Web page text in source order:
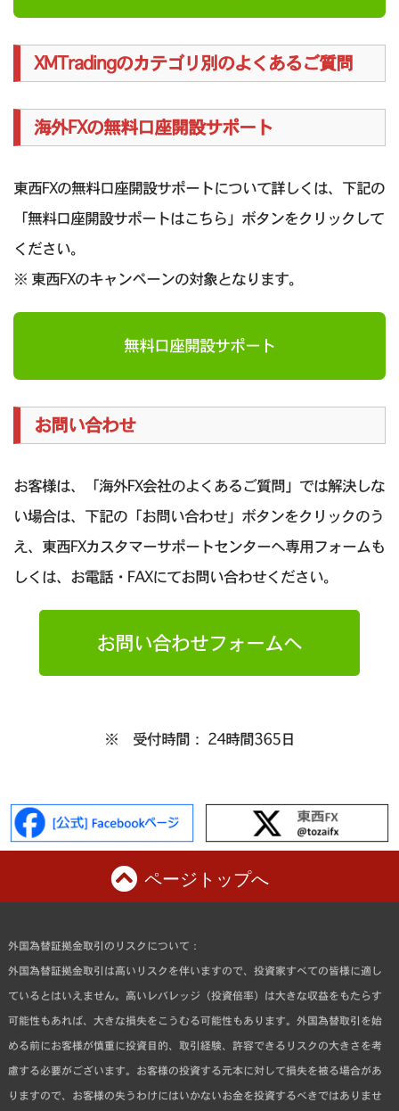
XMTradingのカテゴリ別のよくあるご質問
海外FXの無料口座開設サポート
東西FXの無料口座開設サポートについて詳しくは、下記の
「無料口座開設サポートはこちら」ボタンをクリックして
ください。
※ 東西FXのキャンペーンの対象となります。
無料口座開設サポート
お問い合わせ
お客様は、「海外FX会社のよくあるご質問」では解決しな
い場合は、下記の「お問い合わせ」ボタンをクリックのう
え、東西FXカスタマーサポートセンターへ専用フォームも
しくは、お電話・FAXにてお問い合わせください。
お問い合わせフォームへ
※ 受付時間： 24時間365日
ページトップへ
外国為替証拠金取引のリスクについて：
外国為替証拠金取引は高いリスクを伴いますので、投資家すべての皆様に適し
ているとはいえません。高いレバレッジ（投資倍率）は大きな収益をもたらす
可能性もあれば、大きな損失をこうむる可能性もあります。外国為替取引を始
める前にお客様が慎重に投資目的、取引経験、許容できるリスクの大きさを考
慮する必要がございます。お客様の投資する元本に対して損失を被る場合があ
りますので、お客様の失うわけにはいかないお金を投資するべきではありませ